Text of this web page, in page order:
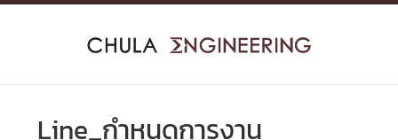
Skip
Line_กำหนดการงาน